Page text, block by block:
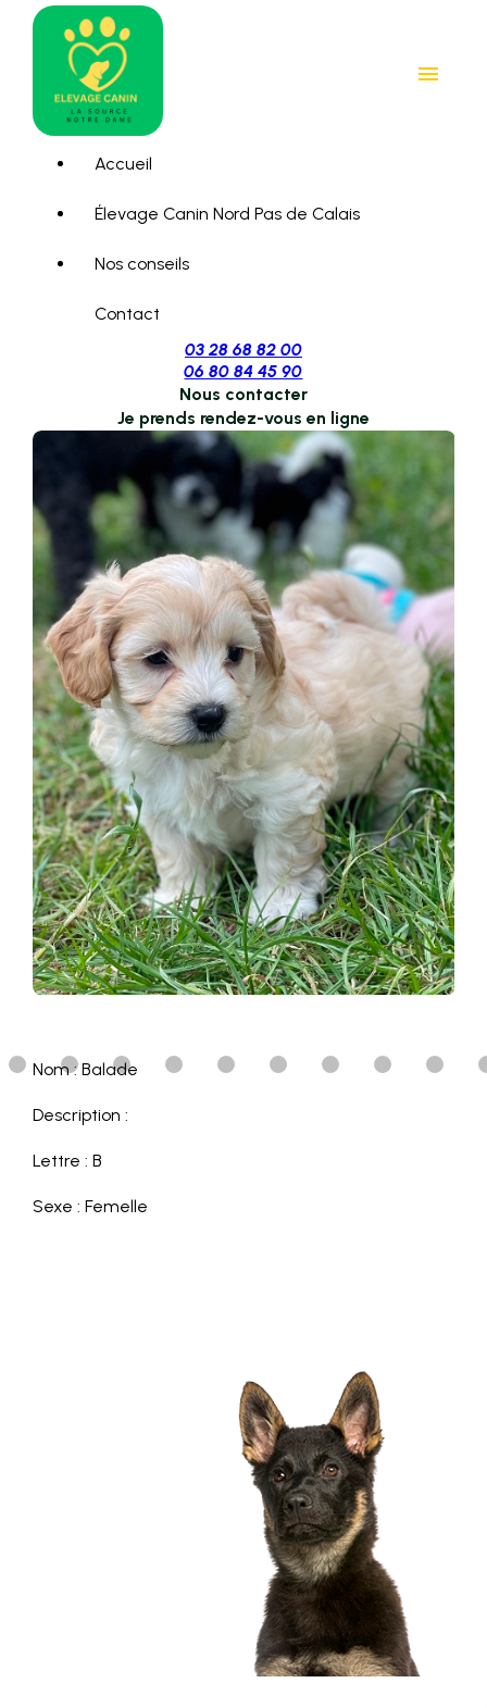
menu
Accueil
Élevage Canin Nord Pas de Calais
Nos conseils
Contact
03 28 68 82 00
06 80 84 45 90
Nous contacter
Je prends rendez-vous en ligne
Nom : Balade
Description :
Lettre : B
Sexe : Femelle
Panneau de gestion des cookies